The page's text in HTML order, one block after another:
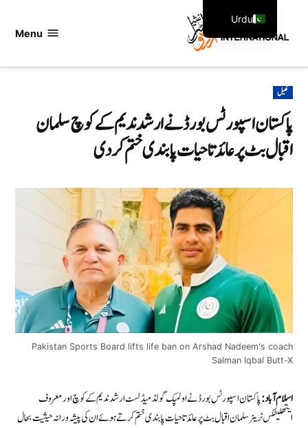
Menu
POSTED
IN
کھیل
پاکستان اسپورٹس بورڈ نے ارشد ندیم کے کوچ سلمان
اقبال بٹ پر عائد تاحیات پابندی ختم کر دی
Pakistan Sports Board lifts life ban on Arshad Nadeem's coach
Salman Iqbal Butt-X
اسلام آباد:پاکستان اسپورٹس بورڈ نے اولمپک گولڈ میڈلسٹ ارشد ندیم کے کوچ اور معروف
ایتھلیٹکس ٹرینر سلمان اقبال بٹ پر عائد تاحیات پابندی ختم کرتے ہوئے ان کی پیشہ ورانہ حیثیت بحال
Urdu
English